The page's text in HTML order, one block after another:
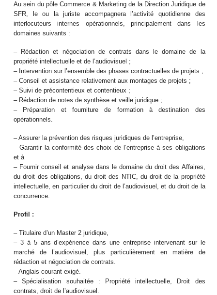
Au sein du pôle Commerce & Marketing de la Direction Juridique de
SFR, le ou la juriste accompagnera l’activité quotidienne des
interlocuteurs internes opérationnels, principalement dans les
domaines suivants :
– Rédaction et négociation de contrats dans le domaine de la
propriété intellectuelle et de l’audiovisuel ;
– Intervention sur l’ensemble des phases contractuelles de projets ;
– Conseil et assistance relativement aux montages de projets ;
– Suivi de précontentieux et contentieux ;
– Rédaction de notes de synthèse et veille juridique ;
– Préparation et fourniture de formation à destination des
opérationnels.
– Assurer la prévention des risques juridiques de l’entreprise,
– Garantir la conformité des choix de l’entreprise à ses obligations
et à
– Fournir conseil et analyse dans le domaine du droit des Affaires,
du droit des obligations, du droit des NTIC, du droit de la propriété
intellectuelle, en particulier du droit de l’audiovisuel, et du droit de la
concurrence.
Profil :
– Titulaire d’un Master 2 juridique,
– 3 à 5 ans d’expérience dans une entreprise intervenant sur le
marché de l’audiovisuel, plus particulièrement en matière de
rédaction et négociation de contrats.
– Anglais courant exigé.
– Spécialisation souhaitée : Propriété intellectuelle, Droit des
contrats, droit de l’audiovisuel.